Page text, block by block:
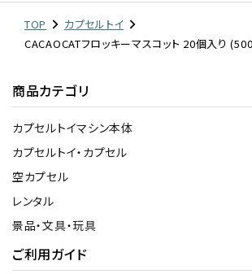
TOP
カプセルトイ
CACAOCATフロッキーマスコット 20個入り
商品カテゴリ
カプセルトイマシン本体
カプセルトイ・カプセル
空カプセル
レンタル
景品・文具・玩具
ご利用ガイド